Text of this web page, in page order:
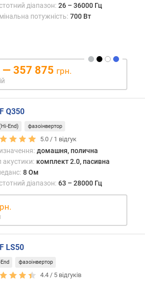
діапазон: 26 – 36000 Гц
потужність: 700 Вт
— 357 875 грн.
Q350
End) фазоінвертор
5.0 / 1 відгук
домашня, полична
акустики: комплект 2.0, пасивна
8 Ом
діапазон: 63 – 28000 Гц
LS50
фазоінвертор
4.4 / 5 відгуків